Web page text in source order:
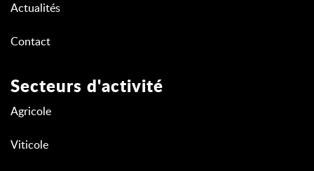
Actualités
Contact
Secteurs d'activité
Agricole
Viticole